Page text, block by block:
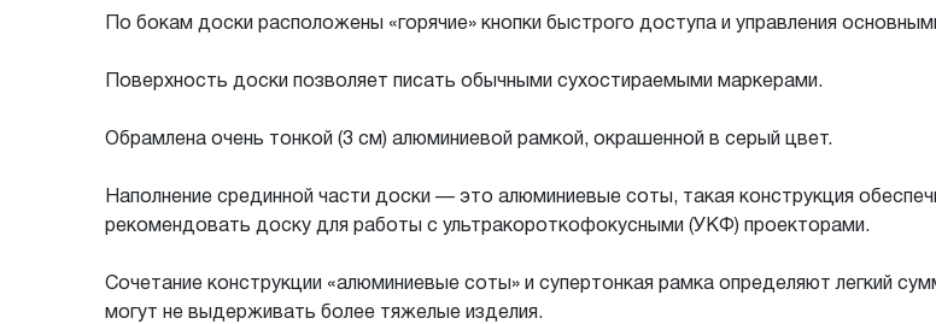
По бокам доски расположены «горячие» кнопки быстрого доступа и управления
Поверхность доски позволяет писать обычными сухостираемыми маркерами.
Обрамлена очень тонкой (3 см) алюминиевой рамкой, окрашенной в серый цвет.
Наполнение срединной части доски — это алюминиевые соты, такая конструкция
рекомендовать доску для работы с ультракороткофокусными (УКФ) проекторами.
Сочетание конструкции «алюминиевые соты» и супертонкая рамка определяют легкий
могут не выдерживать более тяжелые изделия.